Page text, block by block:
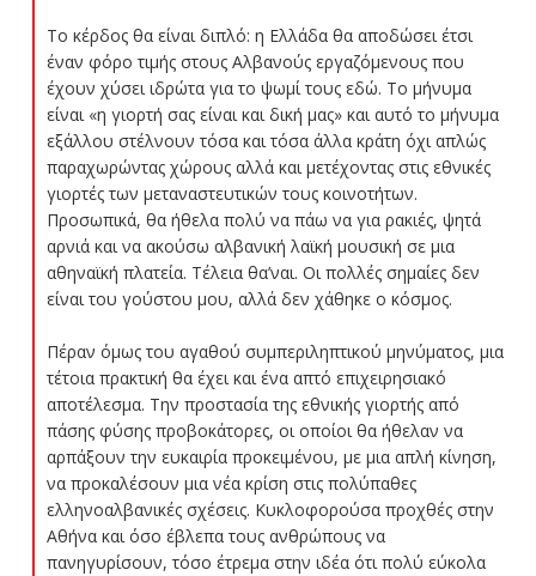
Το κέρδος θα είναι διπλό: η Ελλάδα θα αποδώσει έτσι
έναν φόρο τιμής στους Αλβανούς εργαζόμενους που
έχουν χύσει ιδρώτα για το ψωμί τους εδώ. Το μήνυμα
είναι «η γιορτή σας είναι και δική μας» και αυτό το μήνυμα
εξάλλου στέλνουν τόσα και τόσα άλλα κράτη όχι απλώς
παραχωρώντας χώρους αλλά και μετέχοντας στις εθνικές
γιορτές των μεταναστευτικών τους κοινοτήτων.
Προσωπικά, θα ήθελα πολύ να πάω να για ρακιές, ψητά
αρνιά και να ακούσω αλβανική λαϊκή μουσική σε μια
αθηναϊκή πλατεία. Τέλεια θα’ναι. Οι πολλές σημαίες δεν
είναι του γούστου μου, αλλά δεν χάθηκε ο κόσμος.
Πέραν όμως του αγαθού συμπεριληπτικού μηνύματος, μια
τέτοια πρακτική θα έχει και ένα απτό επιχειρησιακό
αποτέλεσμα. Την προστασία της εθνικής γιορτής από
πάσης φύσης προβοκάτορες, οι οποίοι θα ήθελαν να
αρπάξουν την ευκαιρία προκειμένου, με μια απλή κίνηση,
να προκαλέσουν μια νέα κρίση στις πολύπαθες
ελληνοαλβανικές σχέσεις. Κυκλοφορούσα προχθές στην
Αθήνα και όσο έβλεπα τους ανθρώπους να
πανηγυρίσουν, τόσο έτρεμα στην ιδέα ότι πολύ εύκολα